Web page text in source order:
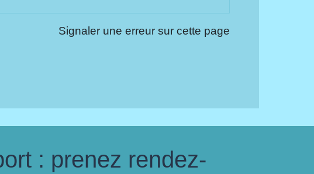
Signaler une erreur sur cette page
: prenez rendez-